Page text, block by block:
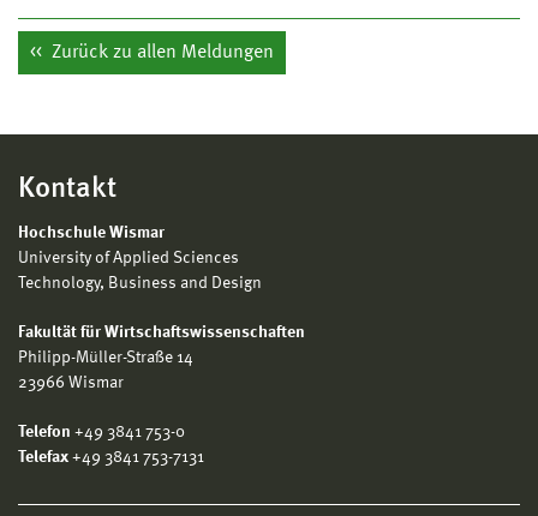
Zurück zu allen Meldungen
Kontakt
Hochschule Wismar
University of Applied Sciences
Technology, Business and Design
Fakultät für Wirtschaftswissenschaften
Philipp-Müller-Straße 14
23966 Wismar
Telefon +49 3841 753-0
Telefax +49 3841 753-7131